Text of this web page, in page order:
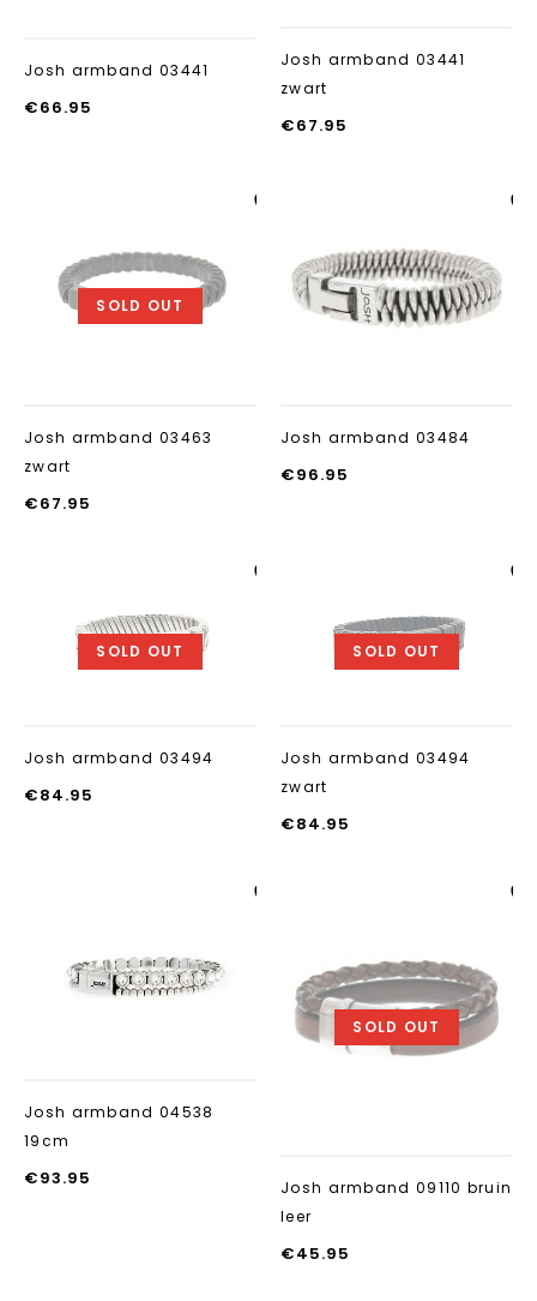
Josh armband 03441
€66.95
Josh armband 03441
zwart
€67.95
SOLD OUT
Josh armband 03463
zwart
€67.95
Josh armband 03484
€96.95
SOLD OUT
Josh armband 03494
€84.95
SOLD OUT
Josh armband 03494
zwart
€84.95
Josh armband 04538
19cm
€93.95
SOLD OUT
Josh armband 09110 bruin
leer
€45.95